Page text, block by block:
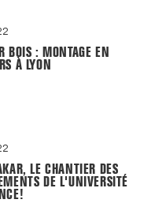
BOIS : MONTAGE EN
À LYON
LE CHANTIER DES
DE L'UNIVERSITÉ